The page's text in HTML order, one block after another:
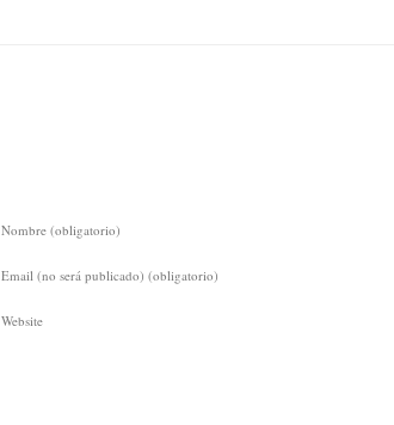
Nombre (obligatorio)
Email (no será publicado) (obligatorio)
Website